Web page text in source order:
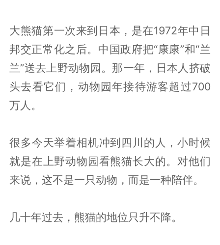
大熊猫第一次来到日本，是在1972年中日
邦交正常化之后。中国政府把“康康”和“兰
兰”送去上野动物园。那一年，日本人挤破
头去看它们，动物园年接待游客超过700
万人。
很多今天举着相机冲到四川的人，小时候
就是在上野动物园看熊猫长大的。对他们
来说，这不是一只动物，而是一种陪伴。
几十年过去，熊猫的地位只升不降。